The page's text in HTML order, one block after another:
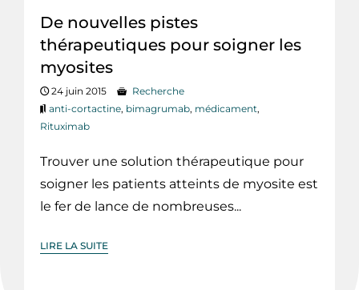
De nouvelles pistes
thérapeutiques pour soigner les
myosites
24 juin 2015
Recherche
anti-cortactine, bimagrumab, médicament,
Rituximab
Trouver une solution thérapeutique pour
soigner les patients atteints de myosite est
le fer de lance de nombreuses...
LIRE LA SUITE